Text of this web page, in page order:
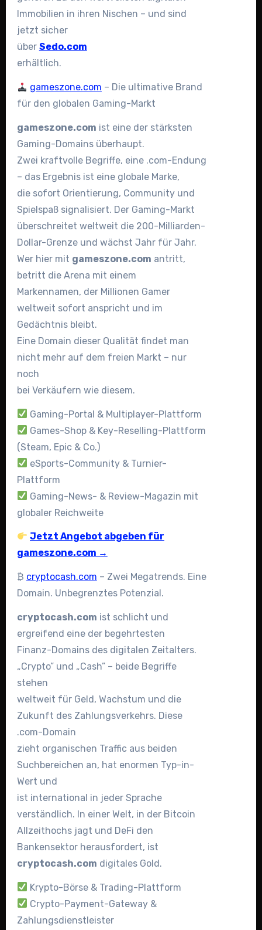
Immobilien in ihren Nischen – und sind
jetzt sicher
über Sedo.com
erhältlich.
gameszone.com – Die ultimative Brand
für den globalen Gaming-Markt
gameszone.com ist eine der stärksten
Gaming-Domains überhaupt.
Zwei kraftvolle Begriffe, eine .com-Endung
– das Ergebnis ist eine globale Marke,
die sofort Orientierung, Community und
Spielspaß signalisiert. Der Gaming-Markt
überschreitet weltweit die 200-Milliarden-
Dollar-Grenze und wächst Jahr für Jahr.
Wer hier mit gameszone.com antritt,
betritt die Arena mit einem
Markennamen, der Millionen Gamer
weltweit sofort anspricht und im
Gedächtnis bleibt.
Eine Domain dieser Qualität findet man
nicht mehr auf dem freien Markt – nur
noch
bei Verkäufern wie diesem.
Gaming-Portal & Multiplayer-Plattform
Games-Shop & Key-Reselling-Plattform
(Steam, Epic & Co.)
eSports-Community & Turnier-
Plattform
Gaming-News- & Review-Magazin mit
globaler Reichweite
Jetzt Angebot abgeben für
gameszone.com →
₿ cryptocash.com – Zwei Megatrends. Eine
Domain. Unbegrenztes Potenzial.
cryptocash.com ist schlicht und
ergreifend eine der begehrtesten
Finanz-Domains des digitalen Zeitalters.
„Crypto” und „Cash” – beide Begriffe
stehen
weltweit für Geld, Wachstum und die
Zukunft des Zahlungsverkehrs. Diese
.com-Domain
zieht organischen Traffic aus beiden
Suchbereichen an, hat enormen Typ-in-
Wert und
ist international in jeder Sprache
verständlich. In einer Welt, in der Bitcoin
Allzeithochs jagt und DeFi den
Bankensektor herausfordert, ist
cryptocash.com digitales Gold.
Krypto-Börse & Trading-Plattform
Crypto-Payment-Gateway &
Zahlungsdienstleister